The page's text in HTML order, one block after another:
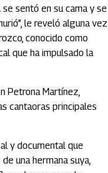
sentó en su cama y se
le reveló alguna vez
conocido como
que ha impulsado la
Petrona Martínez,
cantaoras principales
y documental que
una hermana suya,